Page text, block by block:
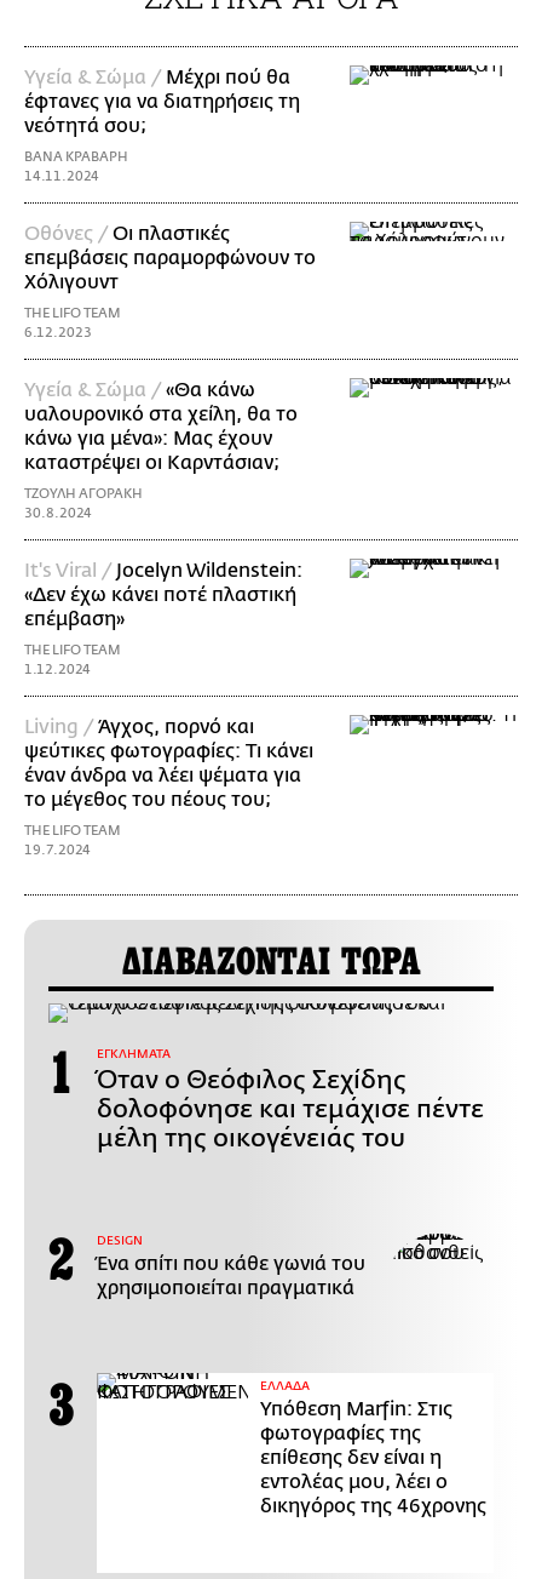
Υγεία & Σώμα / Μέχρι πού θα
έφτανες για να διατηρήσεις τη
νεότητά σου;
ΒΑΝΑ ΚΡΑΒΑΡΗ
14.11.2024
Οθόνες /Οι πλαστικές
επεμβάσεις παραμορφώνουν το
Χόλιγουντ
THE LIFO TEAM
6.12.2023
Υγεία & Σώμα /«Θα κάνω
υαλουρονικό στα χείλη, θα το
κάνω για μένα»: Μας έχουν
καταστρέψει οι Καρντάσιαν;
ΤΖΟΥΛΗ ΑΓΟΡΑΚΗ
30.8.2024
It's Viral / Jocelyn Wildenstein:
«Δεν έχω κάνει ποτέ πλαστική
επέμβαση»
THE LIFO TEAM
1.12.2024
Living /Άγχος, πορνό και
ψεύτικες φωτογραφίες: Τι κάνει
έναν άνδρα να λέει ψέματα για
το μέγεθος του πέους του;
THE LIFO TEAM
19.7.2024
ΔΙΑΒΑΖΟΝΤΑΙ ΤΩΡΑ
ΕΓΚΛΗΜΑΤΑ
Όταν ο Θεόφιλος Σεχίδης
δολοφόνησε και τεμάχισε πέντε
μέλη της οικογένειάς του
DESIGN
Ένα σπίτι που κάθε γωνιά του
χρησιμοποιείται πραγματικά
ΕΛΛΑΔΑ
Υπόθεση Marfin: Στις
φωτογραφίες της
επίθεσης δεν είναι η
εντολέας μου, λέει ο
δικηγόρος της 46χρονης